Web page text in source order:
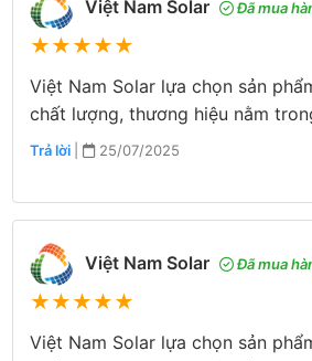
Việt Nam Solar Đã mua
★★★★★
Việt Nam Solar lựa chọn sản
chất lượng, thương hiệu nằm
Trả lời | 25/07/2025
Việt Nam Solar Đã mua
★★★★★
Việt Nam Solar lựa chọn sản